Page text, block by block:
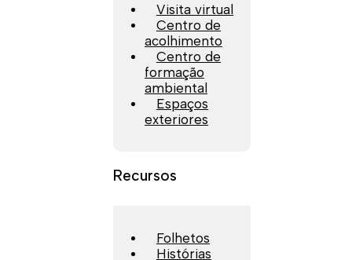
Visita virtual
Centro de
acolhimento
Centro de
formação
ambiental
Espaços
exteriores
Recursos
Folhetos
Histórias